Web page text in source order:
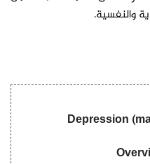
والنفسية.
Depression